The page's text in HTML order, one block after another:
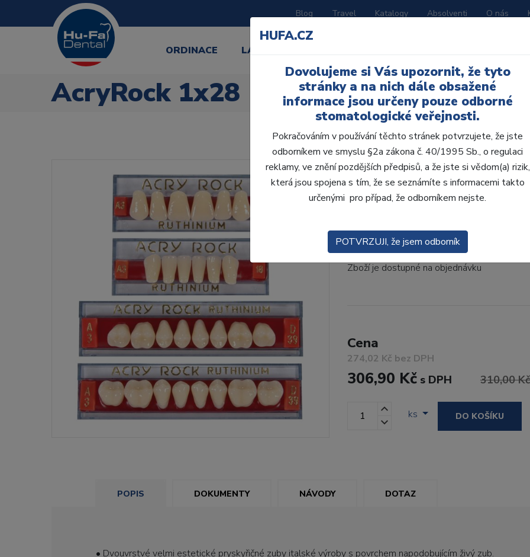
Blog Travel Katalogy Absolventi O nás
ORDINACE LABORATOŘ
AcryRock 1x28
AcryRock 1x28 S37-
• Dvouvrstvé velmi estetické pryskyřičné
zub.• Díky použití speciální pryskyřice
Kód produktu: 803258
Zboží je dostupné na objednávku
Cena
274,02 Kč bez DPH
306,90 Kč s DPH 310,00 Kč
ks DO KOŠÍKU
POPIS DOKUMENTY NÁVODY DOTAZ
• Dvouvrstvé velmi estetické pryskyřičné zuby italské výroby s povrchem napodobujícím živý zub.
HUFA.CZ
Dovolujeme si Vás upozornit, že tyto
stránky a na nich dále obsažené
informace jsou určeny pouze odborné
stomatologické veřejnosti.
Pokračováním v používání těchto stránek potvrzujete, že jste
odborníkem ve smyslu §2a zákona č. 40/1995 Sb., o regulaci
reklamy, ve znění pozdějších předpisů, a že jste si vědom(a) rizik,
která jsou spojena s tím, že se seznámíte s informacemi takto
určenými pro případ, že odborníkem nejste.
POTVRZUJI, že jsem odborník